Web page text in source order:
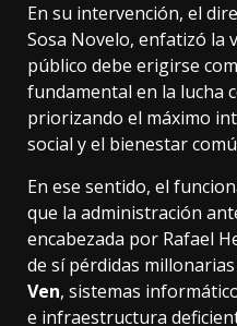
En su intervención, el
Sosa Novelo, enfatizó la
público debe erigirse
fundamental en la lucha
priorizando el máximo
social y el bienestar
En ese sentido, el
que la administración
encabezada por Rafael
de sí pérdidas
Ven, sistemas
e infraestructura